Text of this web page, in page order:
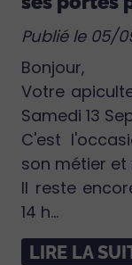
Publié le 05/
Bonjour,
Votre
Samedi 13
C'est
son métier et
Il reste
14 h...
LIRE LA